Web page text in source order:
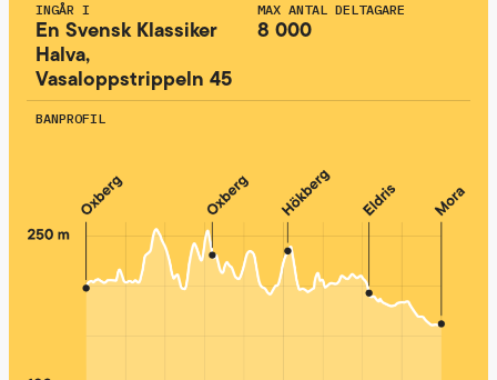
INGÅR I
En Svensk Klassiker
Halva,
Vasaloppstrippeln 45
MAX ANTAL DELTAGARE
8 000
BANPROFIL